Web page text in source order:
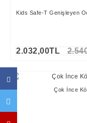
Kids Safe-T Genişleyen
2.032,00TL
Çok İnce